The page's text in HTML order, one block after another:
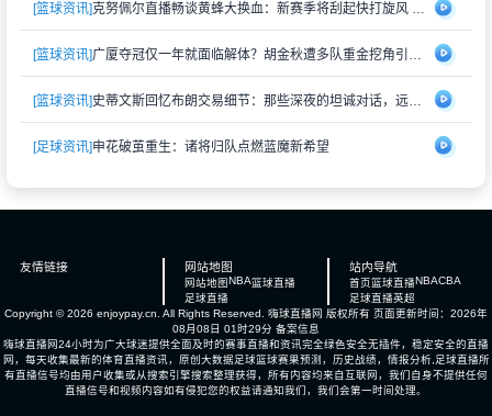
[篮球资讯] 克努佩尔直播畅谈黄蜂大换血：新赛季将刮起快打旋风 射手群蓄势待发
[篮球资讯] 广厦夺冠仅一年就面临解体？胡金秋遭多队重金挖角引猜测
[篮球资讯] 史蒂文斯回忆布朗交易细节：那些深夜的坦诚对话，远比想象中复杂
[足球资讯]申花破茧重生：诸将归队点燃蓝魔新希望
友情链接 网站地图
网站地图 NBA篮球直播
足球直播
站内导航
首页篮球直播NBACBA
足球直播英超
Copyright © 2026 enjoypay.cn. All Rights Reserved. 嗨球直播网 版权所有 页面更新时间：2026年
08月08日 01时29分 备案信息
嗨球直播网24小时为广大球迷提供全面及时的赛事直播和资讯完全绿色安全无插件，稳定安全的直播
网，每天收集最新的体育直播资讯，原创大数据足球篮球赛果预测，历史战绩，情报分析,足球直播所
有直播信号均由用户收集或从搜索引擎搜索整理获得，所有内容均来自互联网，我们自身不提供任何
直播信号和视频内容如有侵犯您的权益请通知我们，我们会第一时间处理。